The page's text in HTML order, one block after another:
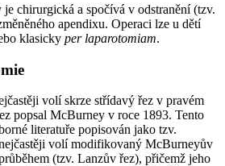
chirurgická a spočívá v odstranění (tzv.
apendixu. Operaci lze u dětí
klasicky per laparotomiam.
volí skrze střídavý řez v pravém
popsal McBurney v roce 1893. Tento
literatuře popisován jako tzv.
volí modifikovaný McBurneyův
(tzv. Lanzův řez), přičemž jeho